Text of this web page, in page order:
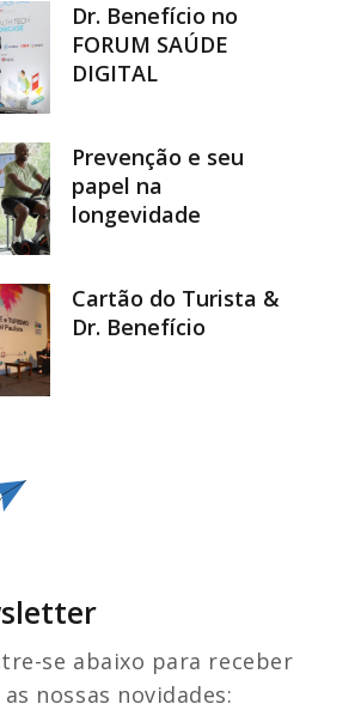
Dr. Benefício no
FORUM SAÚDE
DIGITAL
Prevenção e seu
papel na
longevidade
Cartão do Turista &
Dr. Benefício
se abaixo para receber
nossas novidades: